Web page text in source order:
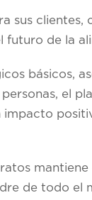
sus clientes,
de la
básicos,
el
impacto
de todo el